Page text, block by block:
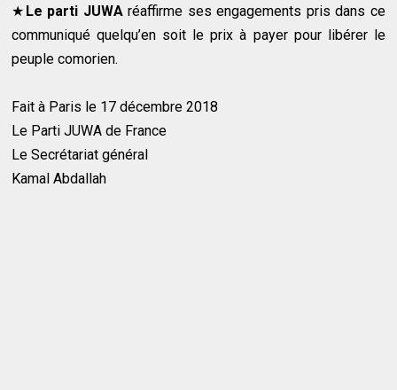
★ Le parti JUWAréaffirme ses engagements pris dans ce
communiqué quelqu’en soit le prix à payer pour libérer le
peuple comorien.
Fait à Paris le 17 décembre 2018
Le Parti JUWA de France
Le Secrétariat général
Kamal Abdallah